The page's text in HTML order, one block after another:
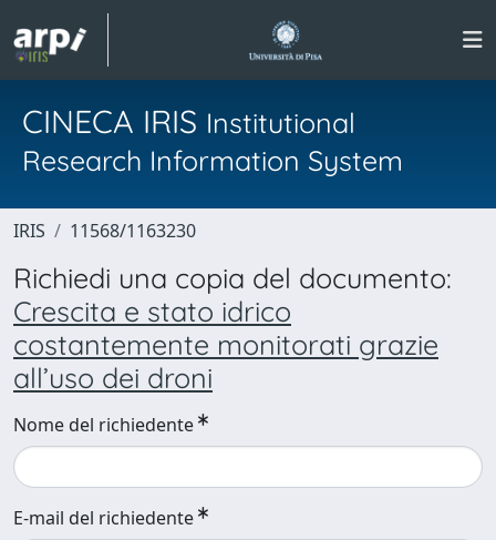
CINECA IRIS Institutional
Research Information System
IRIS 11568/1163230
Richiedi una copia del documento:
Crescita e stato idrico
costantemente monitorati grazie
all’uso dei droni
Nome del richiedente
E-mail del richiedente